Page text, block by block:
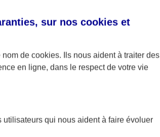
sur nos cookies et
nom de cookies. Ils nous aident à traiter des
en ligne, dans le respect de votre vie
utilisateurs qui nous aident à faire évoluer